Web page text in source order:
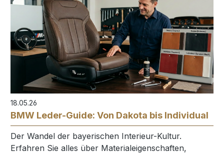
18.05.26
BMW Leder-Guide: Von Dakota bis Individual
Der Wandel der bayerischen Interieur-Kultur.
Erfahren Sie alles über Materialeigenschaften,